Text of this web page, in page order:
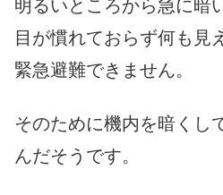
明るいところから急に暗
目が慣れておらず何も見
緊急避難できません。
そのために機内を暗くし
んだそうです。